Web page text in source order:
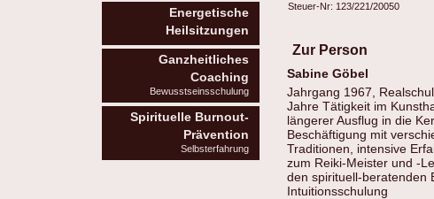
Energetische
Heilsitzungen
Ganzheitliches
Coaching
Bewusstseinsschulung
Spirituelle Burnout-
Prävention
Selbsterfahrung
Steuer-Nr: 123/221/20050
Zur Person
Sabine Göbel
Jahrgang 1967,
Jahre Tätigkeit im
längerer Ausflug in die
Beschäftigung mit
Traditionen, intensive
zum Reiki-Meister und -
den spirituell-beratenden
Intuitionsschulung